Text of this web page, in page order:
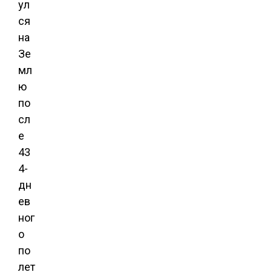
ул
ся
на
Зе
мл
ю
по
сл
е
43
4-
дн
ев
ног
о
по
лет